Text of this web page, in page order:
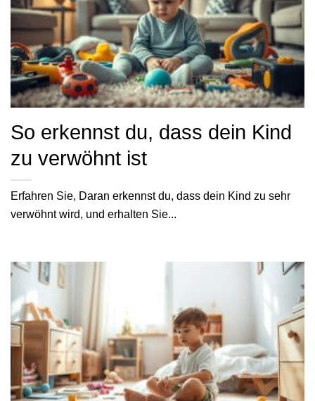
So erkennst du, dass dein Kind
zu verwöhnt ist
Erfahren Sie, Daran erkennst du, dass dein Kind zu sehr
verwöhnt wird, und erhalten Sie...